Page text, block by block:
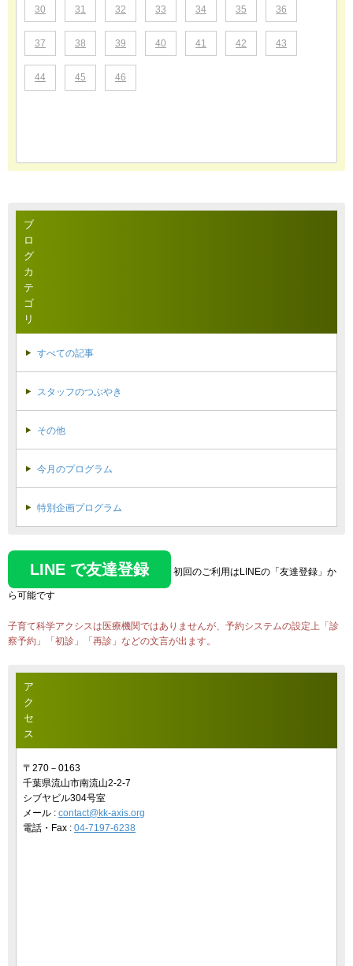
30 31 32 33 34 35 36
37 38 39 40 41 42 43
44 45 46
ブ
ロ
グ
カ
テ
ゴ
リ
すべての記事
スタッフのつぶやき
その他
今月のプログラム
特別企画プログラム
LINE で友達登録 初回のご利用はLINEの「友達登録」か
ら可能です
子育て科学アクシスは医療機関ではありませんが、予約システムの設定上「診
察予約」「初診」「再診」などの文言が出ます。
ア
ク
セ
ス
〒270－0163
千葉県流山市南流山2-2-7
シブヤビル304号室
メール : contact@kk-axis.org
電話・Fax : 04-7197-6238